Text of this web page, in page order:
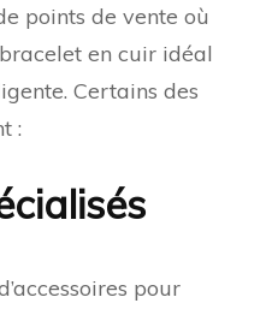
points de vente où
en cuir idéal
Certains des
:
pour